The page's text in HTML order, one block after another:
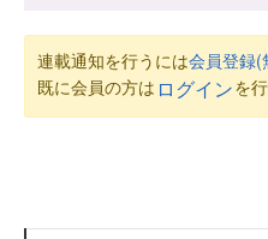
連載通知を行うには会員登録(
既に会員の方は ログインを